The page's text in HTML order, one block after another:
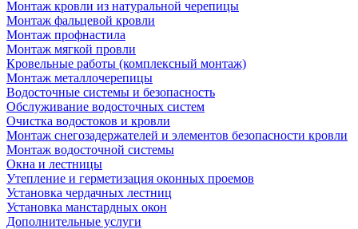
Монтаж кровли из натуральной черепицы
Монтаж фальцевой кровли
Монтаж профнастила
Монтаж мягкой провли
Кровельные работы (комплексный монтаж)
Монтаж металлочерепицы
Водосточные системы и безопасность
Обслуживание водосточных систем
Очистка водостоков и кровли
Монтаж снегозадержателей и элементов безопасности кровли
Монтаж водосточной системы
Окна и лестницы
Утепление и герметизация оконных проемов
Установка чердачных лестниц
Установка манстардных окон
Дополнительные услуги